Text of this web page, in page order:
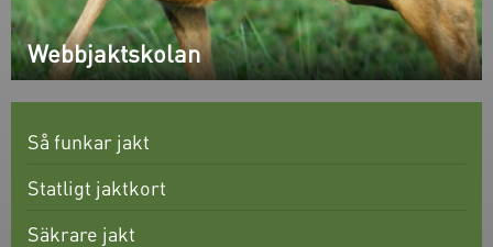
Webbjaktskolan
Så funkar jakt
Statligt jaktkort
Säkrare jakt